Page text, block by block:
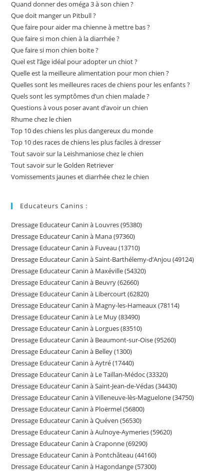
Quand donner des oméga 3 à son chien ?
Que doit manger un Pitbull ?
Que faire pour aider ma chienne à mettre bas ?
Que faire si mon chien à la diarrhée ?
Que faire si mon chien boite ?
Quel est l’âge idéal pour adopter un chiot ?
Quelle est la meilleure alimentation pour mon chien ?
Quelles sont les meilleures races de chiens pour les enfants ?
Quels sont les symptômes d’un chien malade ?
Questions à vous poser avant d’avoir un chien
Rhume chez le chien
Top 10 des chiens les plus dangereux du monde
Top 10 des races de chiens les plus faciles à dresser
Tout savoir sur la Leishmaniose chez le chien
Tout savoir sur le Golden Retriever
Vomissements jaunes et diarrhée chez le chien
Educateurs Canins :
Dressage Educateur Canin à Louvres (95380)
Dressage Educateur Canin à Mana (97360)
Dressage Educateur Canin à Fuveau (13710)
Dressage Educateur Canin à Saint-Barthélemy-d’Anjou (49124)
Dressage Educateur Canin à Maxéville (54320)
Dressage Educateur Canin à Beuvry (62660)
Dressage Educateur Canin à Libercourt (62820)
Dressage Educateur Canin à Magny-les-Hameaux (78114)
Dressage Educateur Canin à Le Muy (83490)
Dressage Educateur Canin à Lorgues (83510)
Dressage Educateur Canin à Beaumont-sur-Oise (95260)
Dressage Educateur Canin à Belley (1300)
Dressage Educateur Canin à Aytré (17440)
Dressage Educateur Canin à Le Taillan-Médoc (33320)
Dressage Educateur Canin à Saint-Jean-de-Védas (34430)
Dressage Educateur Canin à Villeneuve-lès-Maguelone (34750)
Dressage Educateur Canin à Ploërmel (56800)
Dressage Educateur Canin à Quéven (56530)
Dressage Educateur Canin à Aulnoye-Aymeries (59620)
Dressage Educateur Canin à Craponne (69290)
Dressage Educateur Canin à Pontchâteau (44160)
Dressage Educateur Canin à Hagondange (57300)